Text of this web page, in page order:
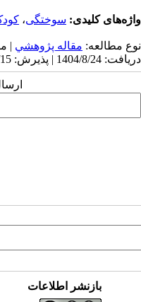
واژه‌های کلیدی: سوختگی،
نوع مطالعه: مقاله پژوهشي |
دریافت: 1404/8/24 | پذیرش: 1404/9/15
بازنشر اطلاعات